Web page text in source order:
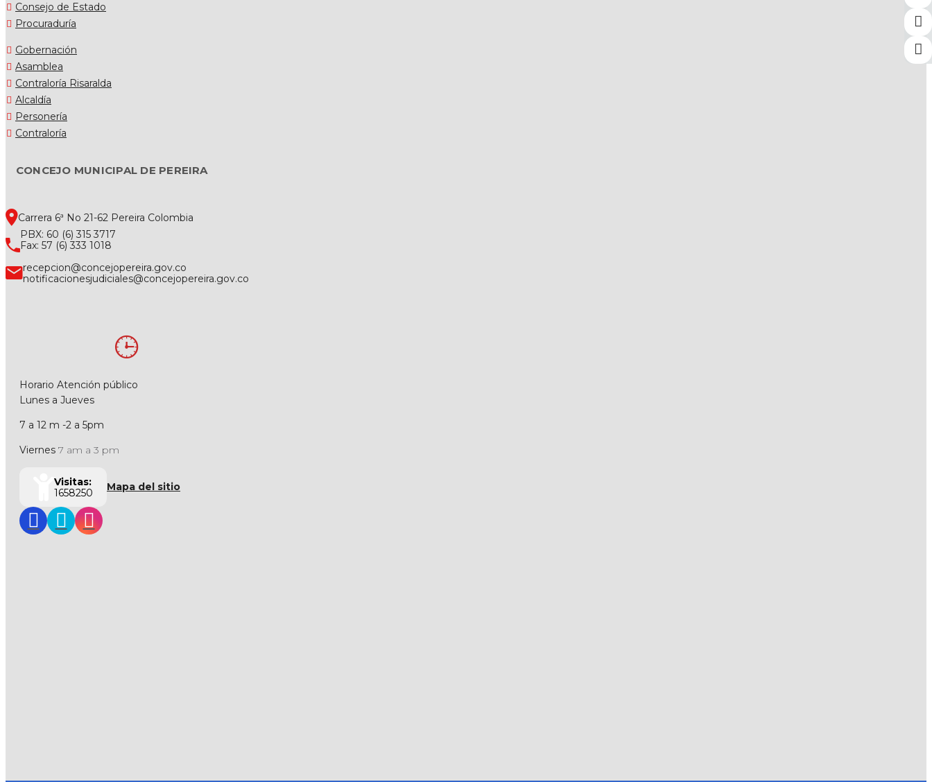
Consejo de Estado
Procuraduría
Gobernación
Asamblea
Contraloría Risaralda
Alcaldía
Personería
Contraloría
CONCEJO MUNICIPAL DE PEREIRA
Carrera 6ª No 21-62 Pereira Colombia
PBX: 60 (6) 315 3717
Fax: 57 (6) 333 1018
recepcion@concejopereira.gov.co
notificacionesjudiciales@concejopereira.gov.co
Horario Atención público
Lunes a Jueves
7 a 12 m -2 a 5pm
Viernes 7 am a 3 pm
Visitas:
1658250
Mapa del sitio